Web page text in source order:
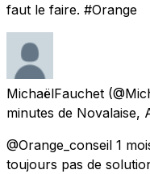
faut le faire. #Orange
MichaëlFauchet
minutes de Novalaise,
@Orange_conseil 1
toujours pas de